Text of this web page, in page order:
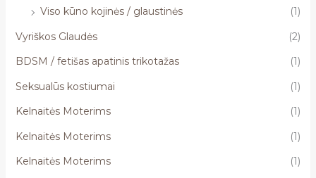
Viso kūno kojinės / glaustinės
(1)
Vyriškos Glaudės
(2)
BDSM / fetišas apatinis trikotažas
(1)
Seksualūs kostiumai
(1)
Kelnaitės Moterims
(1)
Kelnaitės Moterims
(1)
Kelnaitės Moterims
(1)